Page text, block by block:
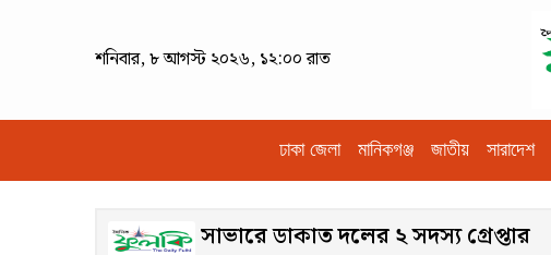
শনিবার, ৮ আগস্ট ২০২৬, ১২:০০ রাত
ঢাকা জেলা মানিকগঞ্জ জাতীয় সারাদেশ
সাভারে ডাকাত দলের ২ সদস্য গ্রেপ্তার